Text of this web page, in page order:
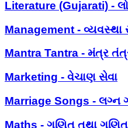
Literature (Gujarati) -
Management -
Mantra Tantra - મંત્ર
Marketing - વેચાણ સેવા
Marriage Songs - લગ્ન
Maths - ગણિત તથા